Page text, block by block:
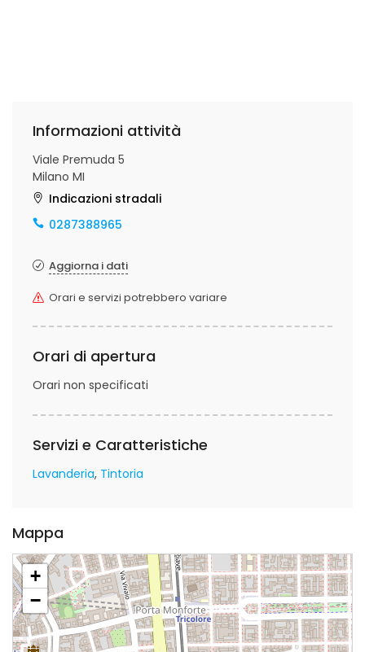
Informazioni attività
Viale Premuda 5
Milano MI
Indicazioni stradali
0287388965
Aggiorna i dati
Orari e servizi potrebbero variare
Orari di apertura
Orari non specificati
Servizi e Caratteristiche
Lavanderia Tintoria
Mappa
+
−